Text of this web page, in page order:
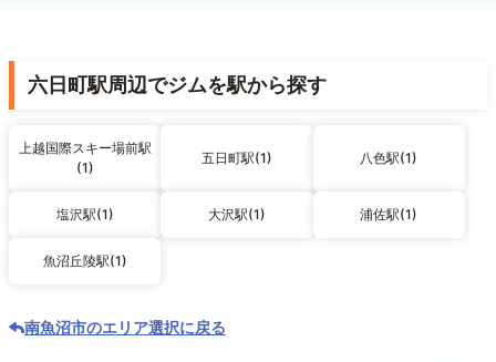
六日町駅周辺でジムを駅から探す
上越国際スキー場前駅
(1)
五日町駅(1) 八色駅(1)
塩沢駅(1) 大沢駅(1) 浦佐駅(1)
魚沼丘陵駅(1)
南魚沼市のエリア選択に戻る